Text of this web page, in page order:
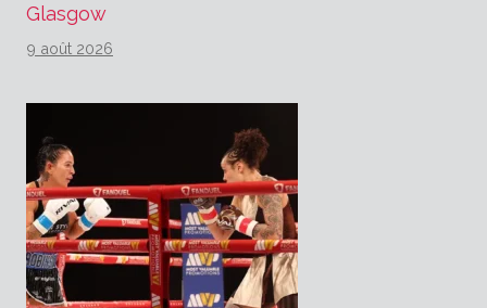
Glasgow
9 août 2026